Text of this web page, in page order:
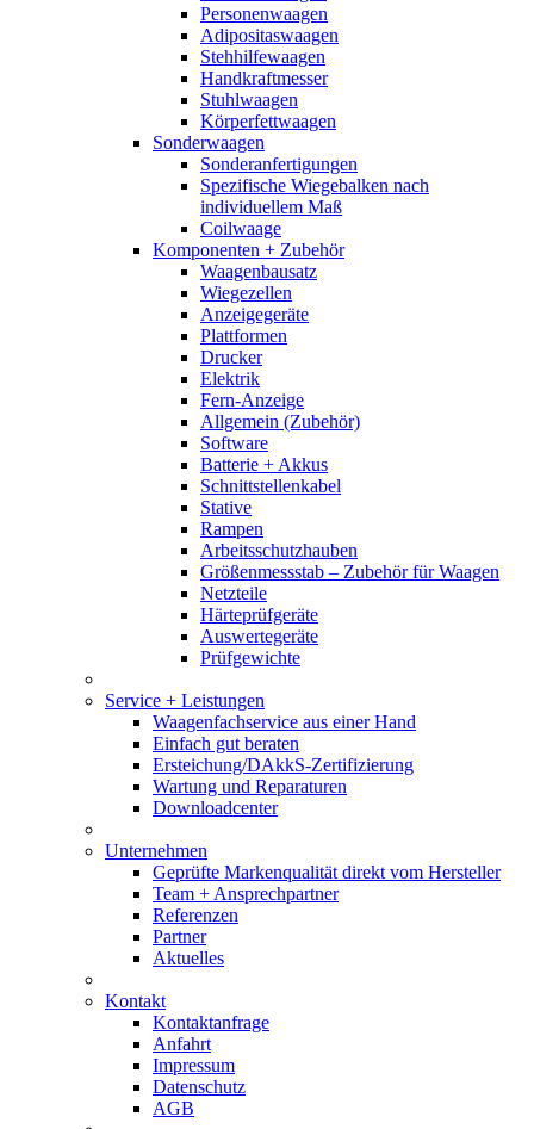
Personenwaagen
Adipositaswaagen
Stehhilfewaagen
Handkraftmesser
Stuhlwaagen
Körperfettwaagen
Sonderwaagen
Sonderanfertigungen
Spezifische Wiegebalken nach
individuellem Maß
Coilwaage
Komponenten + Zubehör
Waagenbausatz
Wiegezellen
Anzeigegeräte
Plattformen
Drucker
Elektrik
Fern-Anzeige
Allgemein (Zubehör)
Software
Batterie + Akkus
Schnittstellenkabel
Stative
Rampen
Arbeitsschutzhauben
Größenmessstab – Zubehör für Waagen
Netzteile
Härteprüfgeräte
Auswertegeräte
Prüfgewichte
Service + Leistungen
Waagenfachservice aus einer Hand
Einfach gut beraten
Ersteichung/DAkkS-Zertifizierung
Wartung und Reparaturen
Downloadcenter
Unternehmen
Geprüfte Markenqualität direkt vom Hersteller
Team + Ansprechpartner
Referenzen
Partner
Aktuelles
Kontakt
Kontaktanfrage
Anfahrt
Impressum
Datenschutz
AGB